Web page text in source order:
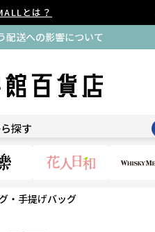
とは？
配送への影響について
探す
・手提げバッグ